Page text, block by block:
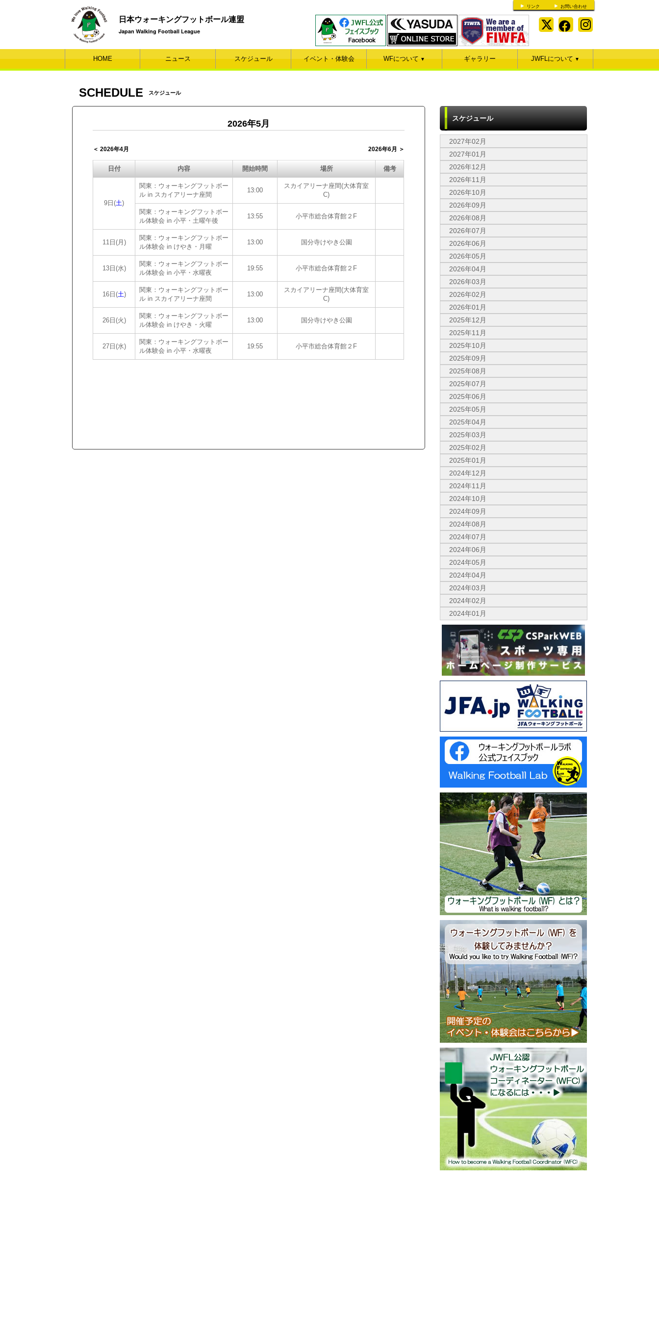
リンク お問い合わせ
日本ウォーキングフットボール連盟
Japan Walking Football League
HOME ニュース スケジュール イベント・体験会 WFについて▼ ギャラリー JWFLについて▼
SCHEDULE スケジュール
2026年5月
＜ 2026年4月 2026年6月 ＞
日付 内容 開始時間 場所 備考
9日(土)
関東：ウォーキングフットボー
ル in スカイアリーナ座間
13:00
スカイアリーナ座間(大体育室
C)
関東：ウォーキングフットボー
ル体験会 in 小平・土曜午後
13:55 小平市総合体育館２F
11日(月)
関東：ウォーキングフットボー
ル体験会 in けやき・月曜
13:00 国分寺けやき公園
13日(水)
関東：ウォーキングフットボー
ル体験会 in 小平・水曜夜
19:55 小平市総合体育館２F
16日(土)
関東：ウォーキングフットボー
ル in スカイアリーナ座間
13:00
スカイアリーナ座間(大体育室
C)
26日(火)
関東：ウォーキングフットボー
ル体験会 in けやき・火曜
13:00 国分寺けやき公園
27日(水)
関東：ウォーキングフットボー
ル体験会 in 小平・水曜夜
19:55 小平市総合体育館２F
スケジュール
2027年02月
2027年01月
2026年12月
2026年11月
2026年10月
2026年09月
2026年08月
2026年07月
2026年06月
2026年05月
2026年04月
2026年03月
2026年02月
2026年01月
2025年12月
2025年11月
2025年10月
2025年09月
2025年08月
2025年07月
2025年06月
2025年05月
2025年04月
2025年03月
2025年02月
2025年01月
2024年12月
2024年11月
2024年10月
2024年09月
2024年08月
2024年07月
2024年06月
2024年05月
2024年04月
2024年03月
2024年02月
2024年01月